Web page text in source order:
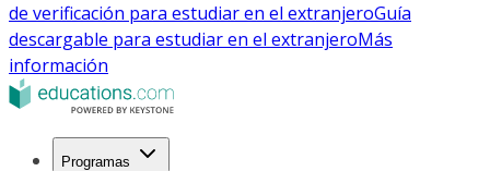
de verificación para estudiar en el extranjeroGuía
descargable para estudiar en el extranjeroMás
información
Programas